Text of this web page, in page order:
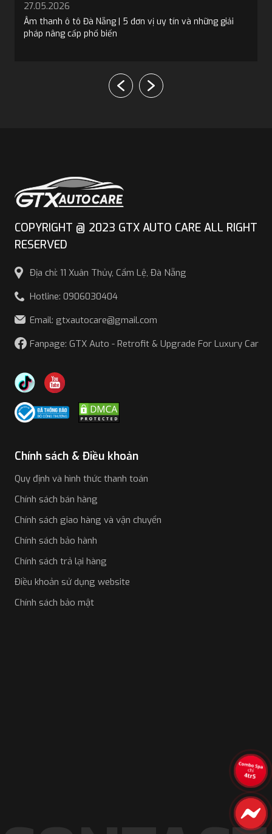
19.05.2026
Bọc trần ô tô tại Đà Nẵng: 5 địa chỉ và 4 loại vật liệu phổ
biến
COPYRIGHT @ 2023 GTX AUTO CARE ALL RIGHT
RESERVED
Địa chỉ: 11 Xuân Thủy, Cẩm Lệ, Đà Nẵng
Hotline: 0906030404
Email: gtxautocare@gmail.com
Fanpage: GTX Auto - Retrofit & Upgrade For Luxury Car
Chính sách & Điều khoản
Quy định và hình thức thanh toán
Chính sách bán hàng
Chính sách giao hàng và vận chuyển
Chính sách bảo hành
Chính sách trả lại hàng
Điều khoản sử dụng website
Chính sách bảo mật